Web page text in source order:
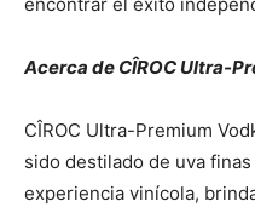
Acerca de CÎROC Ultra-
CÎROC Ultra-Premium
sido destilado de uva
experiencia vinícola,